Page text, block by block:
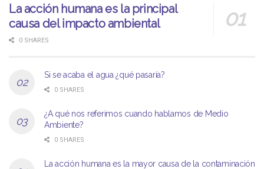
La acción humana es la principal
causa del impacto ambiental
0 SHARES
Si se acaba el agua ¿qué pasaría?
0 SHARES
¿A qué nos referimos cuando hablamos de Medio
Ambiente?
0 SHARES
La acción humana es la mayor causa de la contaminación